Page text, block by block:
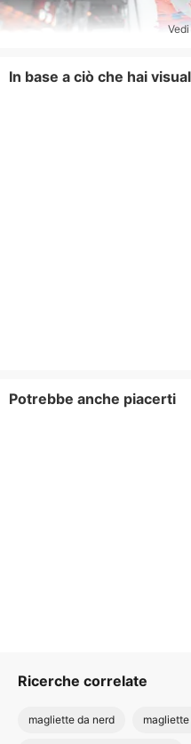
In base a ciò che hai
Potrebbe anche piacerti
Ricerche correlate
magliette da nerd